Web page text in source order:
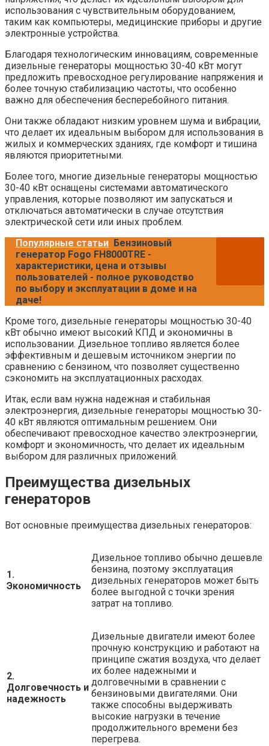
использования с чувствительным оборудованием,
таким как компьютеры, медицинские приборы и другие
электронные устройства.
Благодаря технологическим инновациям, современные
дизельные генераторы мощностью 30-40 кВт могут
предложить превосходное регулирование напряжения и
более точную стабилизацию частоты, что особенно
важно для обеспечения бесперебойного питания.
Они также обладают низким уровнем шума и вибрации,
что делает их идеальным выбором для использования в
жилых и коммерческих зданиях, где комфорт и тишина
являются приоритетными.
Более того, многие дизельные генераторы мощностью
30-40 кВт оснащены системами автоматического
управления, которые позволяют им запускаться и
отключаться автоматически в случае отсутствия
электрической сети или иных проблем.
Популярные статьи Бензиновый
генератор Fogo FH8000TRE -
характеристики, цена и отзывы
пользователей - полное руководство
по выбору и эксплуатации в доме и на
даче!
Кроме того, дизельные генераторы мощностью 30-40
кВт обычно имеют высокий КПД и экономичны в
использовании. Дизельное топливо является более
эффективным и дешевым источником энергии по
сравнению с бензином, что позволяет существенно
сэкономить на эксплуатационных расходах.
Итак, если вам нужна надежная и стабильная
электроэнергия, дизельные генераторы мощностью 30-
40 кВт являются оптимальным решением. Они
обеспечивают превосходное качество электроэнергии,
комфорт и экономичность, что делает их идеальным
выбором для различных приложений.
Преимущества дизельных
генераторов
Вот основные преимущества дизельных генераторов:
1.
Экономичность
Дизельное топливо обычно дешевле
бензина, поэтому эксплуатация
дизельных генераторов может быть
более выгодной с точки зрения
затрат на топливо.
2.
Долговечность и
надежность
Дизельные двигатели имеют более
прочную конструкцию и работают на
принципе сжатия воздуха, что делает
их более надежными и
долговечными в сравнении с
бензиновыми двигателями. Они
также способны выдерживать
высокие нагрузки в течение
продолжительного времени без
перегрева.